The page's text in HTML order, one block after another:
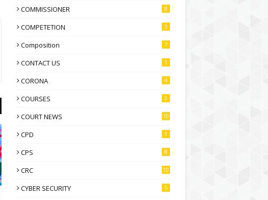
COMMISSIONER 8
COMPETETION 3
Composition 7
CONTACT US 1
CORONA 4
COURSES 2
COURT NEWS 10
CPD 1
CPS 8
CRC 10
CYBER SECURITY 5